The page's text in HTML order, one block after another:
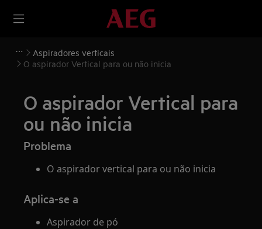
Aspiradores verticais
O aspirador Vertical para ou não inicia
O aspirador Vertical para
ou não inicia
Problema
O aspirador vertical para ou não inicia
Aplica-se a
Aspirador de pó